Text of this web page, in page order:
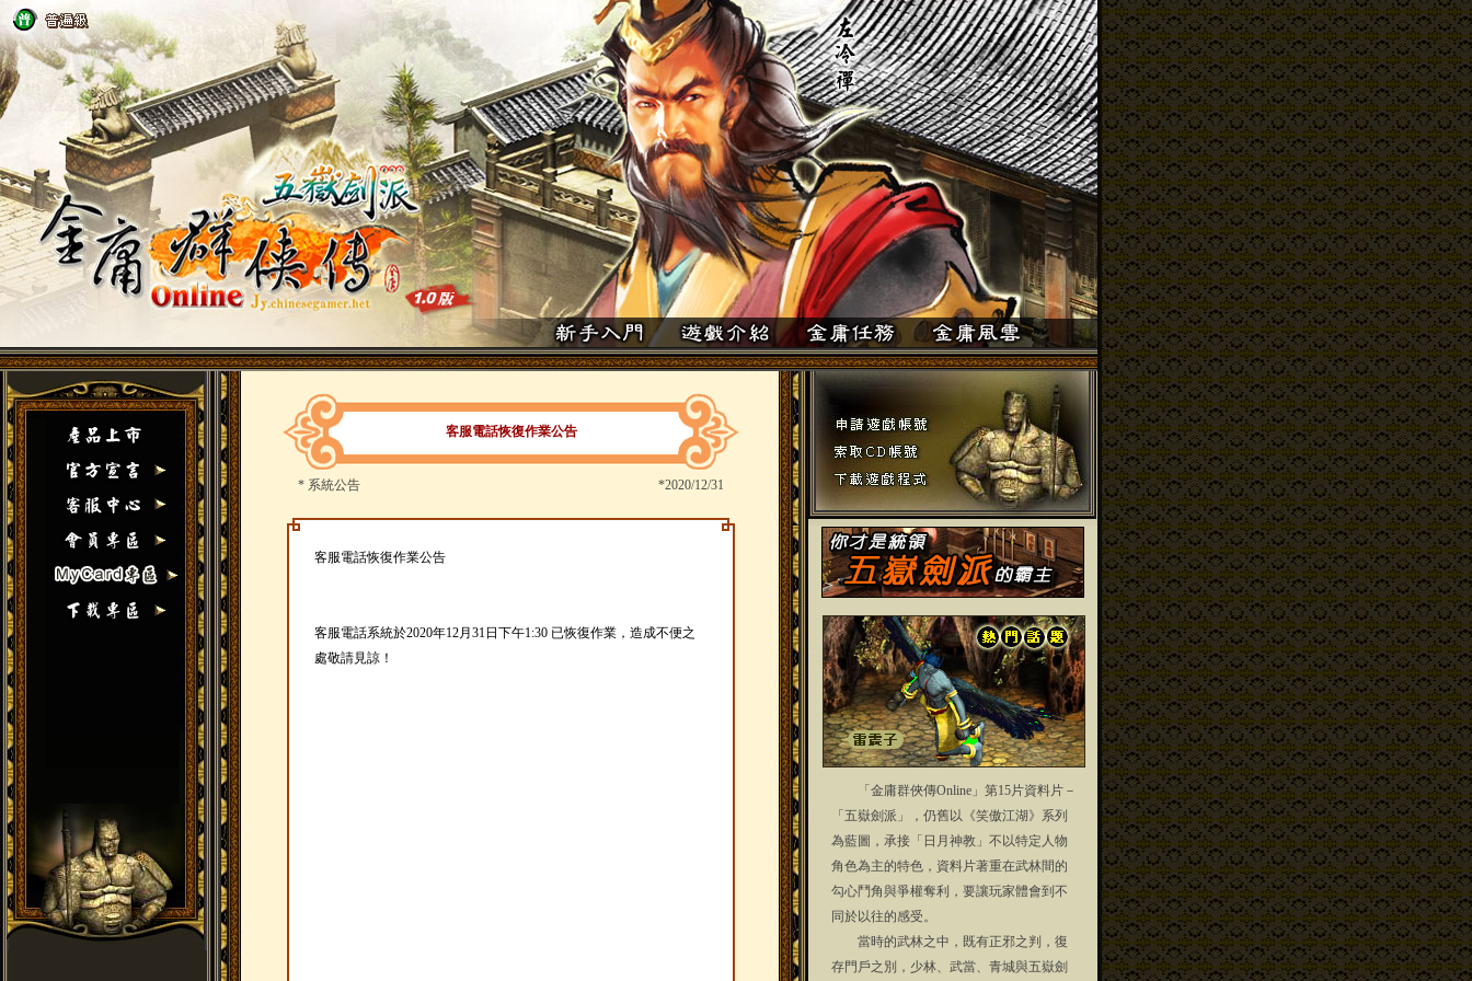
客服電話恢復作業公告
* 系統公告 *2020/12/31
客服電話恢復作業公告
客服電話系統於2020年12月31日下午1:30 已恢復作業，造成不便之
處敬請見諒！
「金庸群俠傳Online」第15片資料片－
「五嶽劍派」，仍舊以《笑傲江湖》系列
為藍圖，承接「日月神教」不以特定人物
角色為主的特色，資料片著重在武林間的
勾心鬥角與爭權奪利，要讓玩家體會到不
同於以往的感受。
當時的武林之中，既有正邪之判，復
存門戶之別，少林、武當、青城與五嶽劍